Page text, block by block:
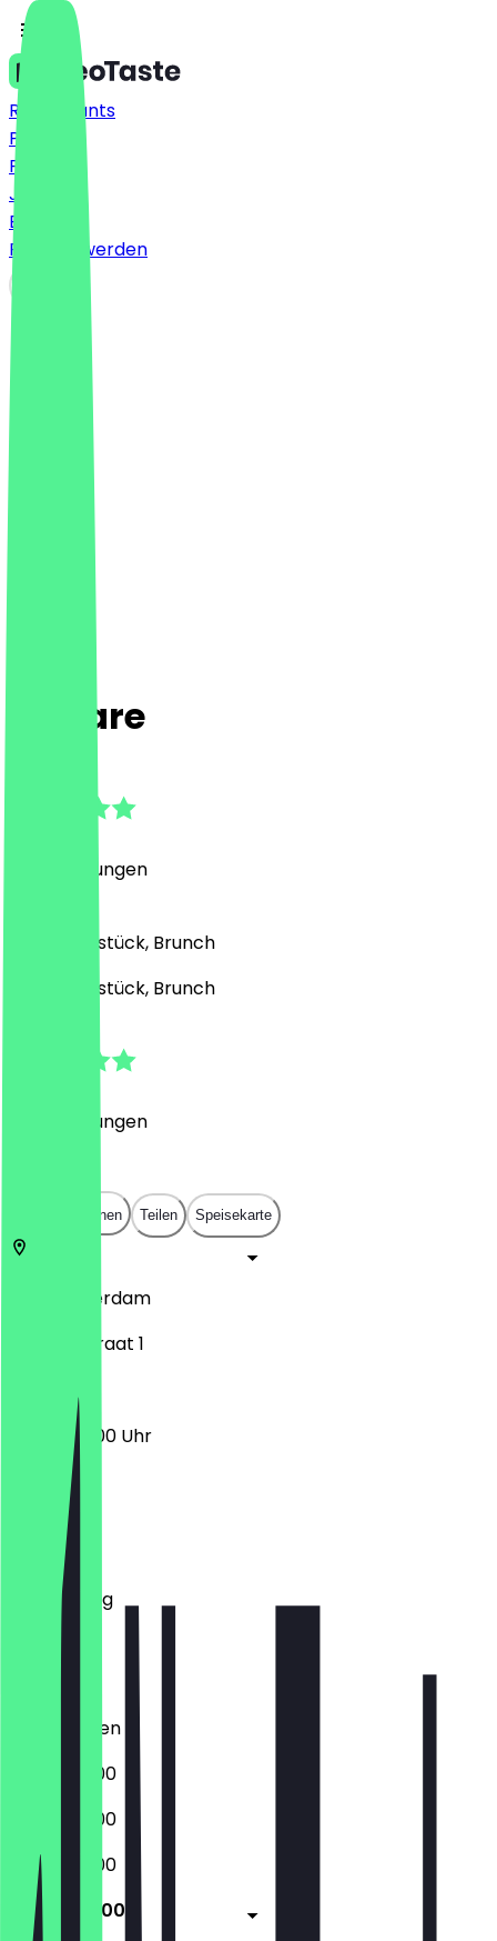
Restaurants
Preise
FAQ
Jobs
Blog
Partner werden
La Gare
Bewertungen
Café, Frühstück, Brunch
Café, Frühstück, Brunch
Bewertungen
In App öffnen Teilen Speisekarte
Amsterdam
Stationsstraat 1
08:30 - 17:00 Uhr
Montag
Dienstag
Mittwoch
Donnerstag
Freitag
Geschlossen
08:30 - 17:00
08:30 - 17:00
08:30 - 17:00
08:30 - 17:00